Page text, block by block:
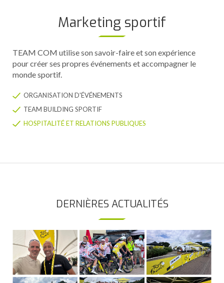
Marketing sportif
TEAM COM utilise son savoir-faire et son expérience
pour créer ses propres événements et accompagner le
monde sportif.
ORGANISATION D'ÉVÉNEMENTS
TEAM BUILDING SPORTIF
HOSPITALITÉ ET RELATIONS PUBLIQUES
DERNIÈRES ACTUALITÉS